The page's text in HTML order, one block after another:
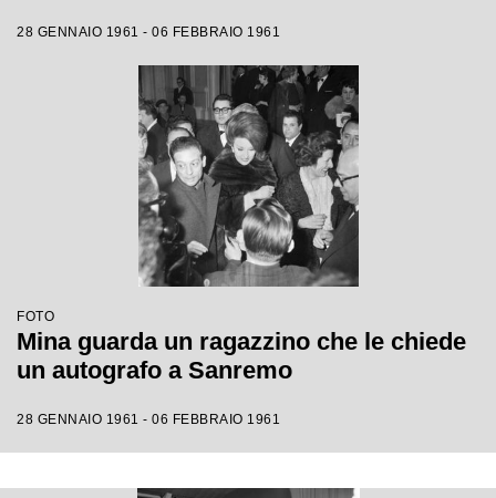
28 GENNAIO 1961 - 06 FEBBRAIO 1961
FOTO
Mina guarda un ragazzino che le chiede
un autografo a Sanremo
28 GENNAIO 1961 - 06 FEBBRAIO 1961